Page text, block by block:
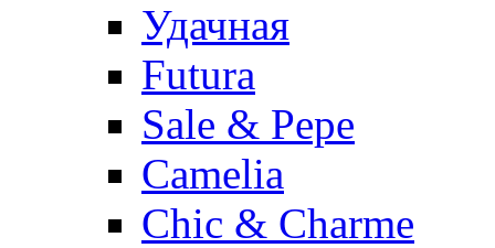
Удачная
Futura
Sale & Pepe
Camelia
Chic & Charme